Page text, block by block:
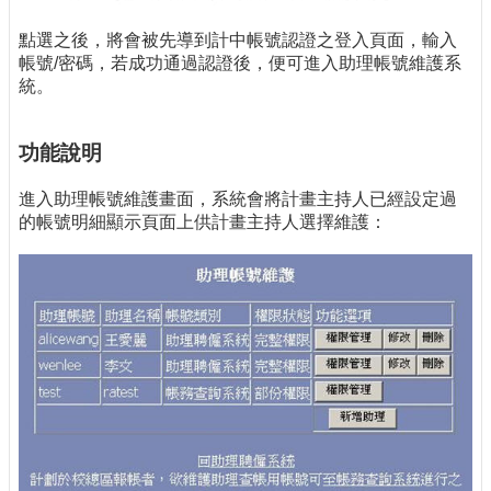
專
題
報
技
論
壇
專
點選之後，將會被先導到計中帳號認證之登入頁面，輸入
帳號/密碼，若成功通過認證後，便可進入助理帳號維護系
統。
功能說明
進入助理帳號維護畫面，系統會將計畫主持人已經設定過
的帳號明細顯示頁面上供計畫主持人選擇維護：